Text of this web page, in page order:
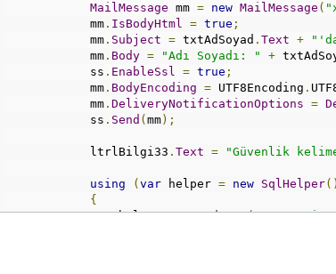
MailMessage mm = new MailMessage (
            mm
. IsBodyHtml = true ;
            mm
. Subject = txtAdSoyad . Text +
            mm
. Body = "Adı Soyadı: " +
            ss
. EnableSsl = true ;
            mm
. BodyEncoding = UTF8Encoding .
            mm
. DeliveryNotificationOptions =
            ss
. Send ( mm);
            ltrlBilgi33
. Text = "Güvenlik
using ( var helper = new SqlHelper
{
                helper
.CommandText("Insert into